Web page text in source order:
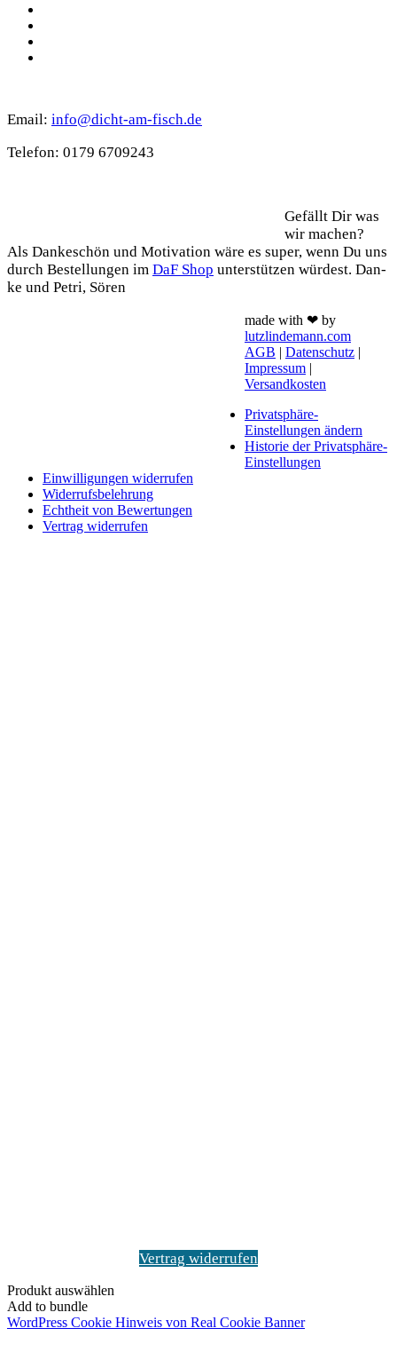
Email: info@dicht-am-fisch.de
Tele­fon: 0179 6709243
Gefällt Dir was
wir machen?
Als Dan­ke­schön und Moti­va­ti­on wäre es super, wenn Du uns
durch Bestel­lun­gen im DaF Shop unter­stüt­zen wür­dest. Dan­
ke und Petri, Sören
made with ❤ by
lutzlindemann.com
AGB | Datenschutz |
Impressum |
Versandkosten
Privatsphäre-
Einstellungen ändern
Historie der Privatsphäre-
Einstellungen
Einwilligungen widerrufen
Widerrufsbelehrung
Echtheit von Bewertungen
Vertrag widerrufen
Vertrag widerrufen
Produkt auswählen
Add to bundle
WordPress Cookie Hinweis von Real Cookie Banner